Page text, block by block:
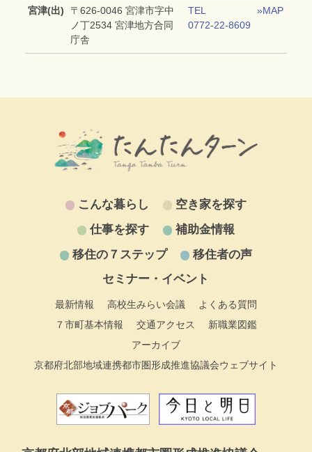
宮津(出)
〒626‐0046 宮津市字中
ノ丁2534 宮津地方合同
庁舎
TEL
0772-22-8609
»MAP
こんな暮らし
空き家を探す
仕事を探す
補助金情報
移住の７ステップ
移住者の声
セミナー・イベント
最新情報 高校生みらい会議
よくある質問
７市町基本情報
交通アクセス
新職業図鑑
アーカイブ
京都府北部地域連携都市圏形成推進協議会ウェブサイト